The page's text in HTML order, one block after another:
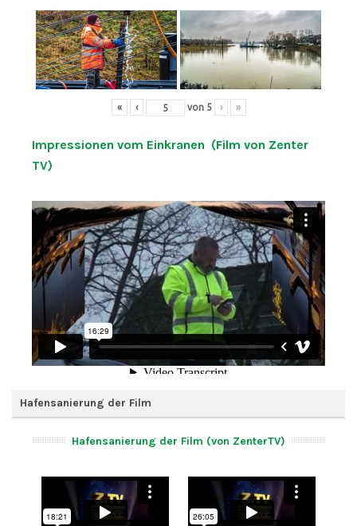
« ‹ von 5 › »
Impressionen vom Einkranen (Film von Zenter
TV)
Hafensanierung der Film
Hafensanierung der Film (von ZenterTV)